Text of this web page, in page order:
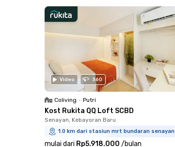
Video 360
Coliving • Putri
Kost Rukita QQ Loft SCBD
Senayan, Kebayoran Baru
1.0 km dari stasiun mrt bundaran senayan
mulai dari Rp5.918.000 /bulan